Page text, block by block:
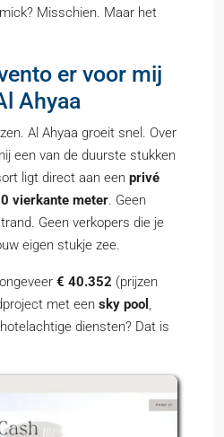
Misschien. Maar het
er voor mij
Ahyaa
Al Ahyaa groeit snel. Over
een van de duurste stukken
ligt direct aan een privé
vierkante meter. Geen
Geen verkopers die je
eigen stukje zee.
€ 40.352 (prijzen
met een sky pool ,
diensten? Dat is